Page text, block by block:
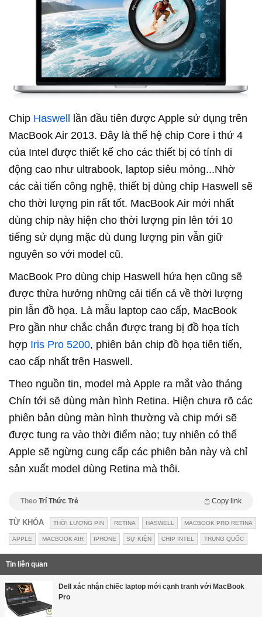
Chip Haswell lần đầu tiên được Apple sử dụng trên
MacBook Air 2013. Đây là thế hệ chip Core i thứ 4
của Intel được thiết kế cho các thiết bị có tính di
động cao như ultrabook, laptop siêu mỏng...Nhờ
các cải tiến công nghệ, thiết bị dùng chip Haswell sẽ
cho thời lượng pin rất tốt. MacBook Air mới nhất
dùng chip này hiện cho thời lượng pin lên tới 10
tiếng sử dụng mặc dù dung lượng pin vẫn giữ
nguyên so với model cũ.
MacBook Pro dùng chip Haswell hứa hẹn cũng sẽ
được thừa hưởng những cải tiến cả về thời lượng
pin lẫn đồ họa. Là mẫu laptop cao cấp, MacBook
Pro gần như chắc chắn được trang bị đồ họa tích
hợp Iris Pro 5200, phiên bản chip đồ họa tiên tiến,
cao cấp nhất trên Haswell.
Theo nguồn tin, model mà Apple ra mắt vào tháng
Chín tới sẽ dùng màn hình Retina. Hiện chưa rõ các
phiên bản dùng màn hình thường và chip mới sẽ
được tung ra vào thời điểm nào; tuy nhiên có thể
Apple sẽ ngừng cung cấp các phiên bản này và chỉ
sản xuất model dùng Retina mà thôi.
Theo Trí Thức Trẻ Copy link
TỪ KHÓA THỜI LƯỢNG PIN RETINA HASWELL MACBOOK PRO RETINA
APPLE MACBOOK AIR IPHONE SỰ KIỆN CHIP INTEL TRUNG QUỐC
Tin liên quan
Dell xác nhận chiếc laptop mới cạnh tranh với MacBook
Pro